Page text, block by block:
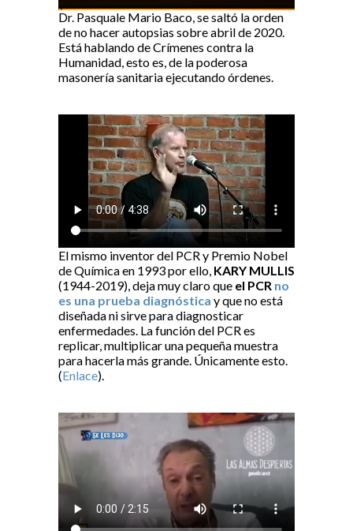
Dr. Pasquale Mario Baco, se saltó la orden
de no hacer autopsias sobre abril de 2020.
Está hablando de Crímenes contra la
Humanidad, esto es, de la poderosa
masonería sanitaria ejecutando órdenes.
El mismo inventor del PCR y Premio Nobel
de Química en 1993 por ello, KARY MULLIS
(1944-2019), deja muy claro que el PCR no
es una prueba diagnóstica y que no está
diseñada ni sirve para diagnosticar
enfermedades. La función del PCR es
replicar, multiplicar una pequeña muestra
para hacerla más grande. Únicamente esto.
(Enlace).